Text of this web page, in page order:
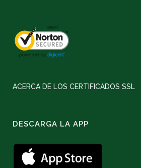
ACERCA DE LOS CERTIFICADOS SSL
DESCARGA LA APP